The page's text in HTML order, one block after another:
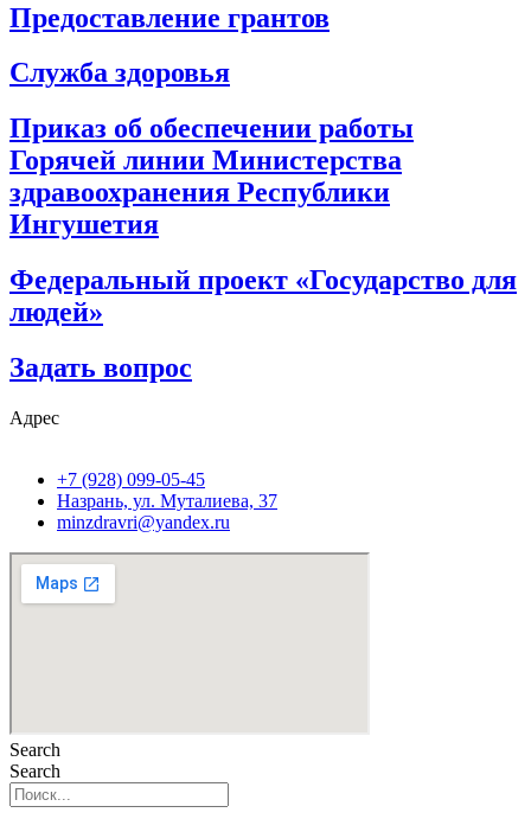
Предоставление грантов
Служба здоровья
Приказ об обеспечении работы
Горячей линии Министерства
здравоохранения Республики
Ингушетия
Федеральный проект «Государство для
людей»
Задать вопрос
Адрес
+7 (928) 099-05-45
Назрань, ул. Муталиева, 37
minzdravri@yandex.ru
Search
Search